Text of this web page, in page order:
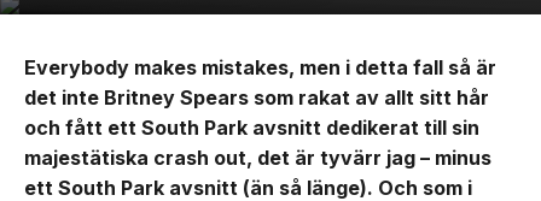
Everybody makes mistakes, men i detta fall så är
det inte Britney Spears som rakat av allt sitt hår
och fått ett South Park avsnitt dedikerat till sin
majestätiska crash out, det är tyvärr jag – minus
ett South Park avsnitt (än så länge). Och som i